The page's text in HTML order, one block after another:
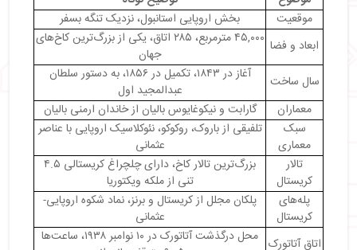
・دسترسی به کاخ: نزدیک‌ترین ایستگاه‌ها و مسیرها
・شکوه تاریخ در دل استانبول
موقعیت
بخش اروپایی استانبول، نزدیک تنگه بسفر
ابعاد و فضا
۴۵,۰۰۰ مترمربع، ۲۸۵ اتاق، یکی از بزرگ‌ترین کاخ‌های
جهان
سال ساخت
آغاز در ۱۸۴۳، تکمیل در ۱۸۵۶، به دستور سلطان
عبدالمجید اول
معماران
گارابت و نیکوغایوس بالیان از خاندان ارمنی بالیان
سبک
معماری
تلفیقی از باروک، روکوکو، نئوکلاسیک اروپایی با عناصر
عثمانی
تالار
کریستال
بزرگ‌ترین تالار کاخ، دارای چلچراغ کریستالی ۴.۵
تنی از ملکه ویکتوریا
پله‌های
کریستال
پلکان مجلل از کریستال و برنز، نماد شکوه اروپایی-
عثمانی
اتاق آتاتورک
محل درگذشت آتاتورک در ۱۰ نوامبر ۱۹۳۸، ساعت‌ها